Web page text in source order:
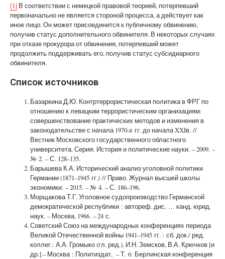
[1] В соответствии с немецкой правовой теорией, потерпевший
первоначально не является стороной процесса, а действует как
иное лицо. Он может присоединится к публичному обвинению,
получив статус дополнительного обвинителя. В некоторых случаях
при отказе прокурора от обвинения, потерпевший может
продолжить поддерживать его, получив статус субсидиарного
обвинителя.
Список источников
Базаркина Д.Ю. Контртеррористическая политика в ФРГ по
отношению к левацким террористическим организациям:
совершенствование практических методов и изменения в
законодательстве с начала 1970-х гг. до начала XXIв. //
Вестник Московского государственного областного
университета. Серия: История и политические науки. – 2009. –
№ 2. – С. 128–135.
Барышева К.А. Исторический анализ уголовной политики
Германии (1871–1945 гг.) // Право. Журнал высшей школы
экономики. – 2015. – № 4. – С. 186–196.
Морщакова Т.Г. Уголовное судопроизводство Германской
демократической республики : автореф. дис. … канд. юрид.
наук. – Москва, 1966. – 24 с.
Советский Союз на международных конференциях периода
Великой Отечественной войны 1941–1945 гг. : сб. док./ ред.
коллег.: А.А. Громыко (гл. ред.), И.Н. Земсков, В.А. Крючков [и
др.].– Москва : Политиздат, – Т. 6: Берлинская конференция